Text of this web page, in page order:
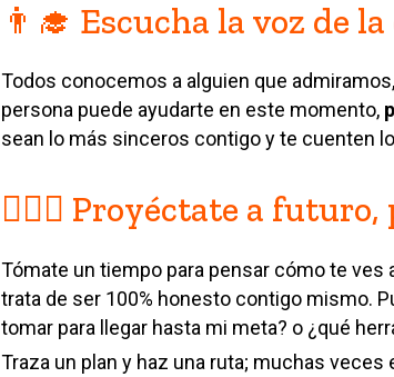
👨‍🎓 Escucha la voz de
Todos conocemos a alguien que
persona puede ayudarte en este momento,
sean lo más sinceros contigo y te cuenten
💆🏽‍♂️ Proyéctate a
Tómate un tiempo para pensar cómo te
trata de ser 100% honesto contigo mismo.
tomar para llegar hasta mi meta? o ¿qué
Traza un plan y haz una ruta; muchas